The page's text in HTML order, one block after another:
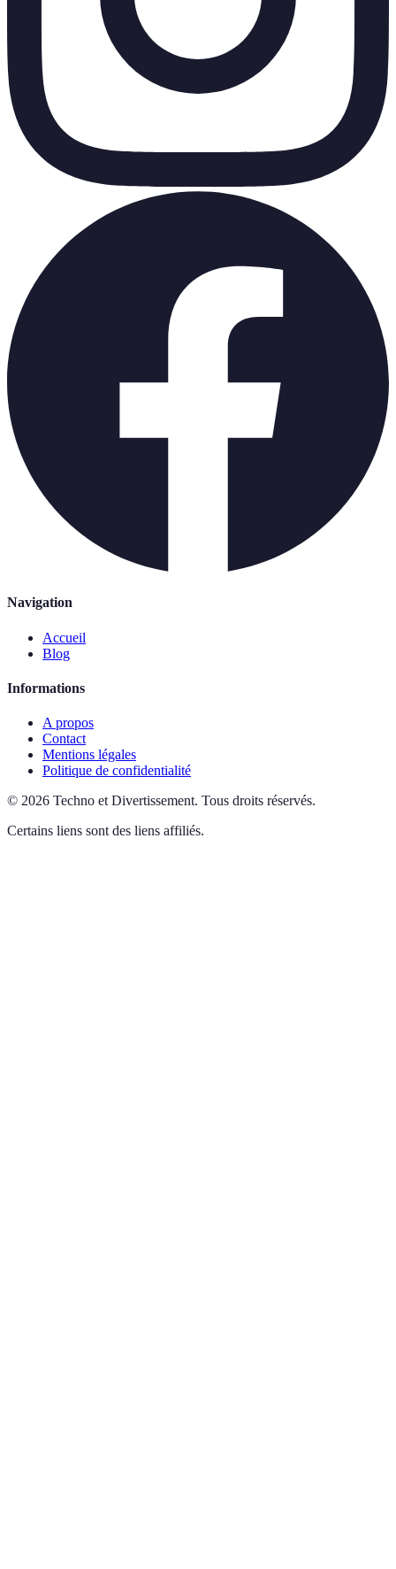
Navigation
Accueil
Blog
Informations
A propos
Contact
Mentions légales
Politique de confidentialité
© 2026 Techno et Divertissement. Tous droits réservés.
Certains liens sont des liens affiliés.